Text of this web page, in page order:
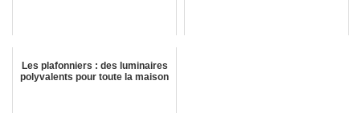
Les plafonniers : des luminaires
polyvalents pour toute la maison